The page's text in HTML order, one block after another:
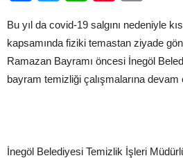
Bu yıl da covid-19 salgını nedeniyle
kapsamında fiziki temastan ziyade
Ramazan Bayramı öncesi İnegöl
bayram temizliği çalışmalarına devam
İnegöl Belediyesi Temizlik İşleri